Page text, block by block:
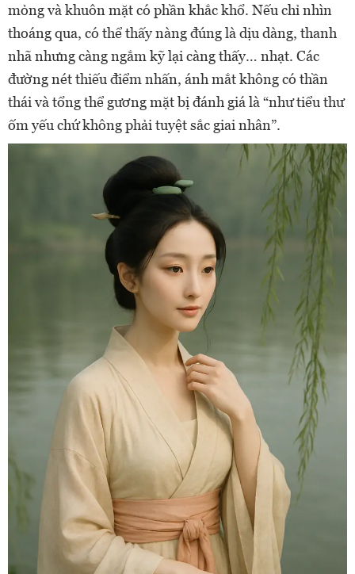
mỏng và khuôn mặt có phần khắc khổ. Nếu chỉ nhìn
thoáng qua, có thể thấy nàng đúng là dịu dàng, thanh
nhã nhưng càng ngắm kỹ lại càng thấy… nhạt. Các
đường nét thiếu điểm nhấn, ánh mắt không có thần
thái và tổng thể gương mặt bị đánh giá là “như tiểu thư
ốm yếu chứ không phải tuyệt sắc giai nhân”.